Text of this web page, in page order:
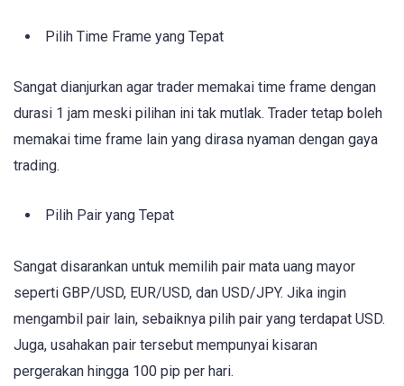
Pilih Time Frame yang Tepat
Sangat dianjurkan agar trader memakai time frame dengan
durasi 1 jam meski pilihan ini tak mutlak. Trader tetap boleh
memakai time frame lain yang dirasa nyaman dengan gaya
trading.
Pilih Pair yang Tepat
Sangat disarankan untuk memilih pair mata uang mayor
seperti GBP/USD, EUR/USD, dan USD/JPY. Jika ingin
mengambil pair lain, sebaiknya pilih pair yang terdapat USD.
Juga, usahakan pair tersebut mempunyai kisaran
pergerakan hingga 100 pip per hari.